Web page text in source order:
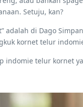
Setuju, kan?
di Dago
kornet telur
indomie telur kornet